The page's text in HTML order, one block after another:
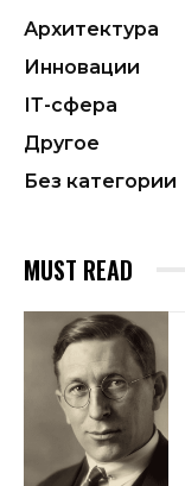
Архитектура
Инновации
ІТ-сфера
Другое
Без категории
MUST READ